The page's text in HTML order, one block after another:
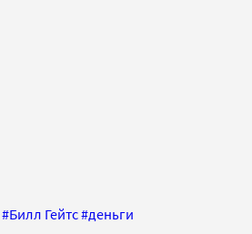
#Билл Гейтс#деньги